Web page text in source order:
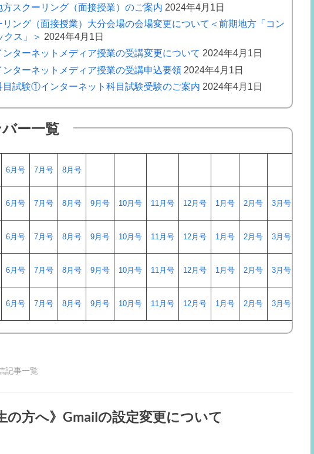
方スクーリング（面接授業）のご案内 2024年4月1日
リング（面接授業）大分会場の会場変更について＜前期地方「コン
クス」＞ 2024年4月1日
ターネットメディア授業の受講変更について 2024年4月1日
ンターネットメディア授業の受講申込要領 2024年4月1日
目試験①インターネット科目試験受験のご案内 2024年4月1日
ー一覧
6月号 7月号 8月号
6月号 7月号 8月号 9月号 10月号 11月号 12月号 1月号 2月号 3月号
6月号 7月号 8月号 9月号 10月号 11月号 12月号 1月号 2月号 3月号
6月号 7月号 8月号 9月号 10月号 11月号 12月号 1月号 2月号 3月号
6月号 7月号 8月号 9月号 10月号 11月号 12月号 1月号 2月号 3月号
記事一覧
の方へ》Gmailの設定変更について